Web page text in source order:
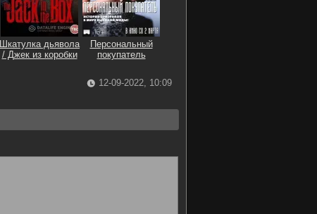
Шкатулка дьявола
/ Джек из коробки
Персональный
покупатель
12-09-2022, 10:09